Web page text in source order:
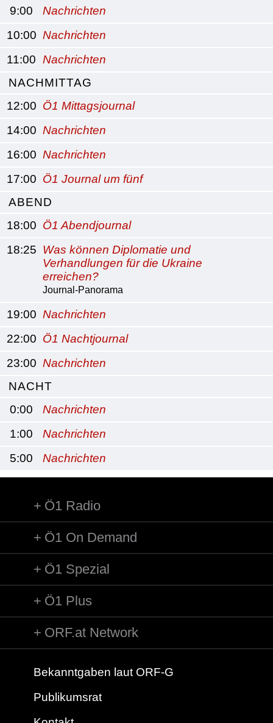
9:00
Nachrichten
10:00 Nachrichten
11:00 Nachrichten
NACHMITTAG
12:00 Ö1 Mittagsjournal
14:00 Nachrichten
16:00 Nachrichten
17:00 Ö1 Journal um fünf
ABEND
18:00 Ö1 Abendjournal
18:25 Was können Diplomatie und
Verhandlungen für die Ukraine
erreichen?
Journal-Panorama
19:00 Nachrichten
22:00 Ö1 Nachtjournal
23:00 Nachrichten
NACHT
0:00
Nachrichten
1:00
Nachrichten
5:00
Nachrichten
Ö1 Radio
Ö1 On Demand
Ö1 Spezial
Ö1 Plus
ORF.at Network
Bekanntgaben laut ORF-G
Publikumsrat